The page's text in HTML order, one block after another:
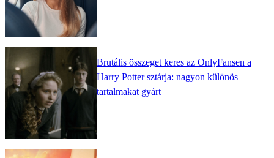
Brutális összeget keres az OnlyFansen a
Harry Potter sztárja: nagyon különös
tartalmakat gyárt